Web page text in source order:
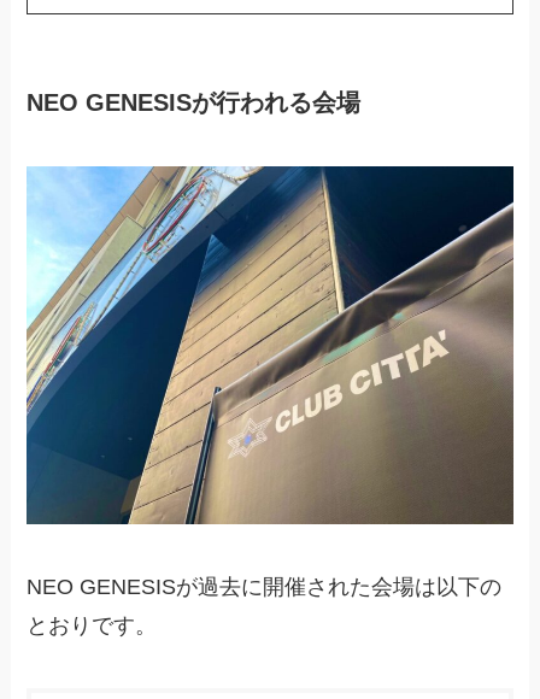
NEO GENESISが行われる会場
NEO GENESISが過去に開催された会場は以下の
とおりです。